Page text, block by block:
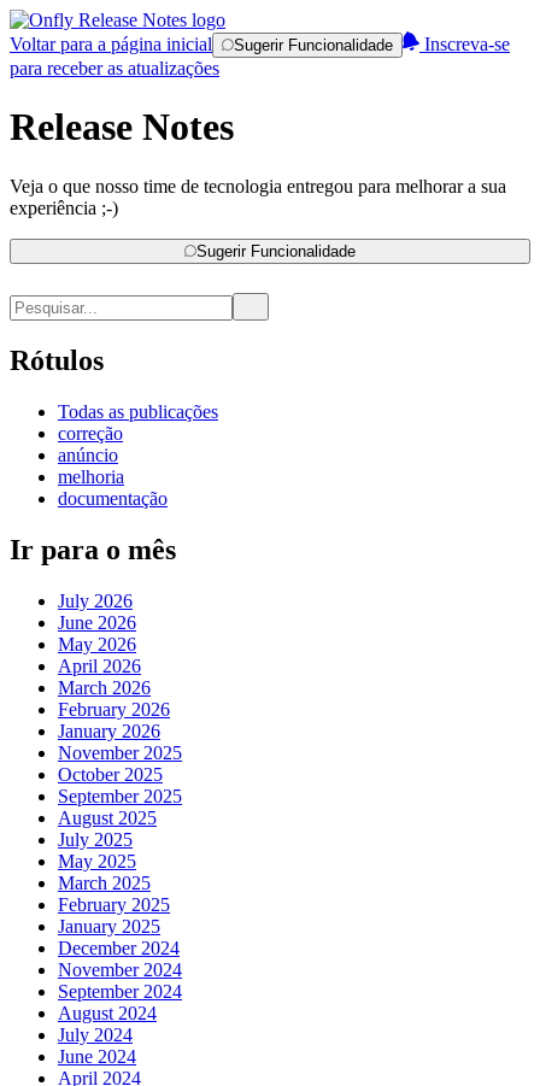
Voltar para a página inicial Sugerir Funcionalidade
Inscreva-se
para receber as atualizações
Release Notes
Veja o que nosso time de tecnologia entregou para melhorar a sua
experiência ;-)
Sugerir Funcionalidade
Rótulos
Todas as publicações
correção
anúncio
melhoria
documentação
Ir para o mês
July 2026
June 2026
May 2026
April 2026
March 2026
February 2026
January 2026
November 2025
October 2025
September 2025
August 2025
July 2025
May 2025
March 2025
February 2025
January 2025
December 2024
November 2024
September 2024
August 2024
July 2024
June 2024
April 2024